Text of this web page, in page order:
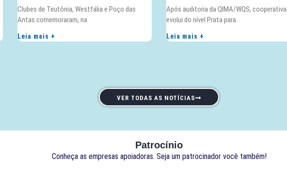
Clubes de Teutônia, Westfália e Poço das
Antas comemoraram, na
Leia mais +
Após auditoria da QIMA/WQS, cooperativa
evolui do nível Prata para
Leia mais +
VER TODAS AS NOTÍCIAS
Patrocínio
Conheça as empresas apoiadoras. Seja um patrocinador você também!